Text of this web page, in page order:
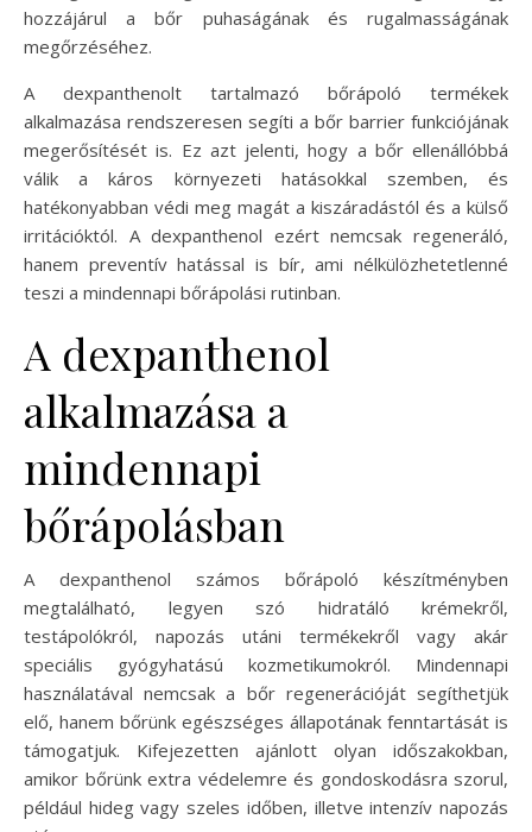
hozzájárul a bőr puhaságának és rugalmasságának
megőrzéséhez.
A dexpanthenolt tartalmazó bőrápoló termékek
alkalmazása rendszeresen segíti a bőr barrier funkciójának
megerősítését is. Ez azt jelenti, hogy a bőr ellenállóbbá
válik a káros környezeti hatásokkal szemben, és
hatékonyabban védi meg magát a kiszáradástól és a külső
irritációktól. A dexpanthenol ezért nemcsak regeneráló,
hanem preventív hatással is bír, ami nélkülözhetetlenné
teszi a mindennapi bőrápolási rutinban.
A dexpanthenol
alkalmazása a
mindennapi
bőrápolásban
A dexpanthenol számos bőrápoló készítményben
megtalálható, legyen szó hidratáló krémekről,
testápolókról, napozás utáni termékekről vagy akár
speciális gyógyhatású kozmetikumokról. Mindennapi
használatával nemcsak a bőr regenerációját segíthetjük
elő, hanem bőrünk egészséges állapotának fenntartását is
támogatjuk. Kifejezetten ajánlott olyan időszakokban,
amikor bőrünk extra védelemre és gondoskodásra szorul,
például hideg vagy szeles időben, illetve intenzív napozás